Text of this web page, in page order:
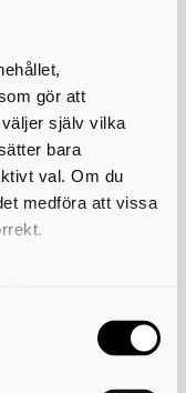
gör att
själv vilka
bara
val. Om du
medföra att vissa
ner på sidan
med fokus på
Örbäcksvävarna